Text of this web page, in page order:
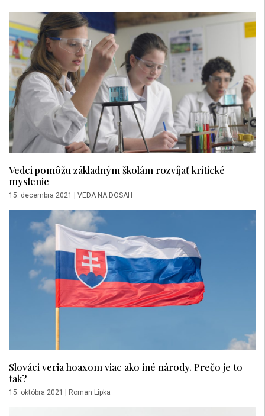
Vedci pomôžu základným školám rozvíjať kritické
myslenie
15. decembra 2021 | VEDA NA DOSAH
Slováci veria hoaxom viac ako iné národy. Prečo je to
tak?
15. októbra 2021 | Roman Lipka